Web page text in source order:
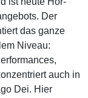
Der
das ganze
Niveau:
auch in
Dei. Hier